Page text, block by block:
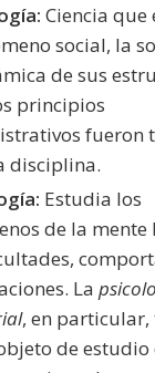
Ciencia que
social, la
de sus
principios
fueron
disciplina.
Estudia los
de la mente
La
, en particular,
de estudio